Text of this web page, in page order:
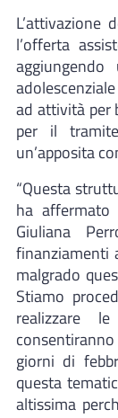
L’attivazione
l’offerta
ad attività per
per il
un’apposita
“Questa
ha affermato
Giuliana
finanziamenti
malgrado
Stiamo
realizzare
giorni di
questa
altissima